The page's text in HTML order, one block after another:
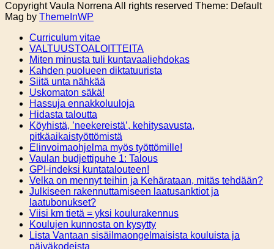
Copyright Vaula Norrena All rights reserved Theme: Default
Mag by ThemeInWP
Curriculum vitae
VALTUUSTOALOITTEITA
Miten minusta tuli kuntavaaliehdokas
Kahden puolueen diktatuurista
Siitä unta nähkää
Uskomaton säkä!
Hassuja ennakkoluuloja
Hidasta taloutta
Köyhistä, ’neekereistä’, kehitysavusta,
pitkäaikaistyöttömistä
Elinvoimaohjelma myös työttömille!
Vaulan budjettipuhe 1: Talous
GPI-indeksi kuntatalouteen!
Velka on mennyt teihin ja Kehärataan, mitäs tehdään?
Julkiseen rakennuttamiseen laatusanktiot ja
laatubonukset?
Viisi km tietä = yksi koulurakennus
Koulujen kunnosta on kysytty
Lista Vantaan sisäilmaongelmaisista kouluista ja
päiväkodeista